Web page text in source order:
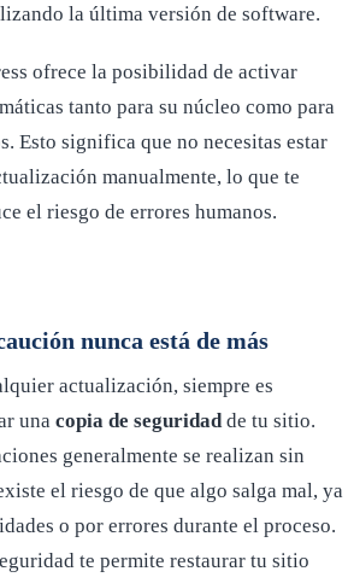
la última versión de software.
ofrece la posibilidad de activar
tanto para su núcleo como para
Esto significa que no necesitas estar
manualmente, lo que te
el riesgo de errores humanos.
nunca está de más
actualización, siempre es
una copia de seguridadde tu sitio.
generalmente se realizan sin
el riesgo de que algo salga mal, ya
o por errores durante el proceso.
te permite restaurar tu sitio